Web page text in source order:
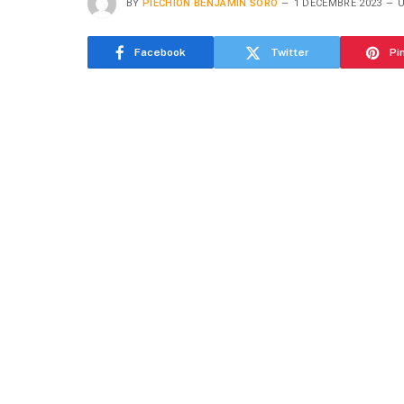
BY PIECHION BENJAMIN SORO 1 DÉCEMBRE 2023
Facebook Twitter